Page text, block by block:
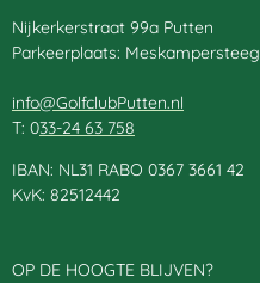
Nijkerkerstraat 99a Putten
Parkeerplaats: Meskampersteeg
info@GolfclubPutten.nl
T: 033-24 63 758
IBAN: NL31 RABO 0367 3661 42
KvK: 82512442
OP DE HOOGTE BLIJVEN?